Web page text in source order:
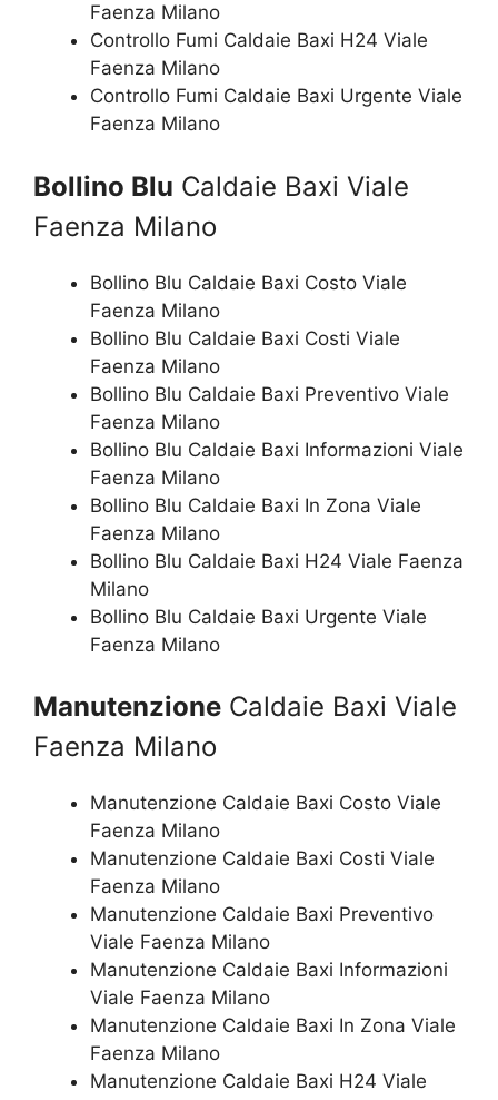
Faenza Milano
Controllo Fumi Caldaie Baxi H24 Viale
Faenza Milano
Controllo Fumi Caldaie Baxi Urgente Viale
Faenza Milano
Bollino Blu Caldaie Baxi Viale
Faenza Milano
Bollino Blu Caldaie Baxi Costo Viale
Faenza Milano
Bollino Blu Caldaie Baxi Costi Viale
Faenza Milano
Bollino Blu Caldaie Baxi Preventivo Viale
Faenza Milano
Bollino Blu Caldaie Baxi Informazioni Viale
Faenza Milano
Bollino Blu Caldaie Baxi In Zona Viale
Faenza Milano
Bollino Blu Caldaie Baxi H24 Viale Faenza
Milano
Bollino Blu Caldaie Baxi Urgente Viale
Faenza Milano
Manutenzione Caldaie Baxi Viale
Faenza Milano
Manutenzione Caldaie Baxi Costo Viale
Faenza Milano
Manutenzione Caldaie Baxi Costi Viale
Faenza Milano
Manutenzione Caldaie Baxi Preventivo
Viale Faenza Milano
Manutenzione Caldaie Baxi Informazioni
Viale Faenza Milano
Manutenzione Caldaie Baxi In Zona Viale
Faenza Milano
Manutenzione Caldaie Baxi H24 Viale